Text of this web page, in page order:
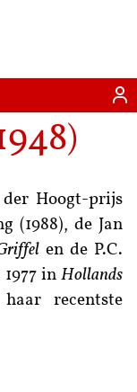
)
der Hoogt-prijs
(1988), de Jan
en de P.C.
in Hollands
recentste